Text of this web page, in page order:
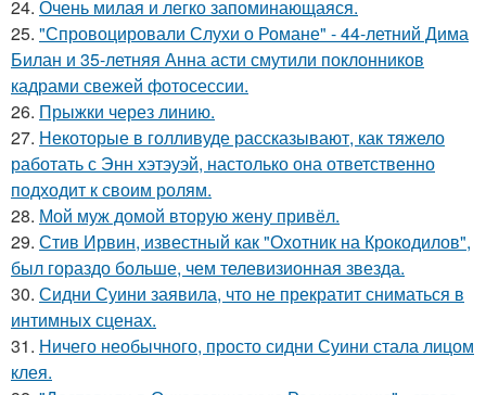
24. Очень милая и легко запоминающаяся.
25. "Спровоцировали Слухи о Романе" - 44-летний Дима
Билан и 35-летняя Анна асти смутили поклонников
кадрами свежей фотосессии.
26. Прыжки через линию.
27. Некоторые в голливуде рассказывают, как тяжело
работать с Энн хэтэуэй, настолько она ответственно
подходит к своим ролям.
28. Мой муж домой вторую жену привёл.
29. Стив Ирвин, известный как "Охотник на Крокодилов",
был гораздо больше, чем телевизионная звезда.
30. Сидни Суини заявила, что не прекратит сниматься в
интимных сценах.
31. Ничего необычного, просто сидни Суини стала лицом
клея.